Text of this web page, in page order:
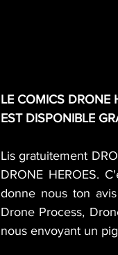
LE COMICS DRONE
EST DISPONIBLE
Lis gratuitement
DRONE HEROES.
donne nous ton
Drone Process,
nous envoyant un